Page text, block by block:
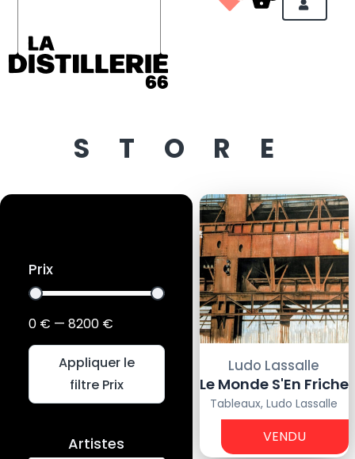
STORE
Prix
0 € — 8200 €
Appliquer le
filtre Prix
Artistes
Ludo Lassalle
Le Monde S'En Friche
Tableaux,Ludo Lassalle
€
VENDU